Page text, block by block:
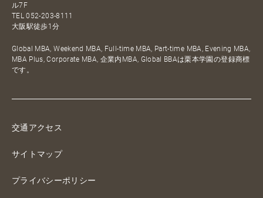
ル7F
TEL052-203-8111
大阪駅徒歩1分
Global MBA, Weekend MBA, Full-time MBA, Part-time MBA, Evening MBA,
MBA Plus, Corporate MBA, 企業内MBA, Global BBAは栗本学園の登録商標
です。
交通アクセス
サイトマップ
プライバシーポリシー